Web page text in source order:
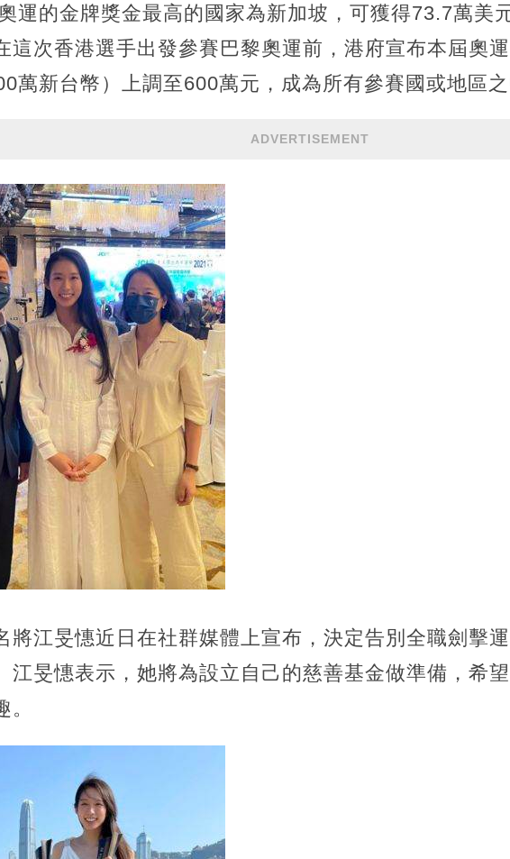
運的金牌獎金最高的國家為新加坡，可獲得73.7萬美
這次香港選手出發參賽巴黎奧運前，港府宣布本屆奧
萬新台幣）上調至600萬元，成為所有參賽國或地區之
ADVERTISEMENT
將江旻憓近日在社群媒體上宣布，決定告別全職劍擊
江旻憓表示，她將為設立自己的慈善基金做準備，希